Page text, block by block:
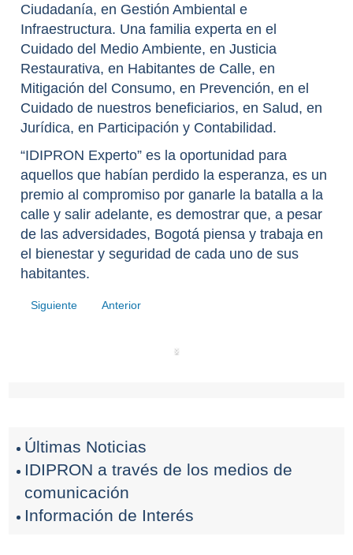
Ciudadanía, en Gestión Ambiental e
Infraestructura. Una familia experta en el
Cuidado del Medio Ambiente, en Justicia
Restaurativa, en Habitantes de Calle, en
Mitigación del Consumo, en Prevención, en el
Cuidado de nuestros beneficiarios, en Salud, en
Jurídica, en Participación y Contabilidad.
“IDIPRON Experto” es la oportunidad para
aquellos que habían perdido la esperanza, es un
premio al compromiso por ganarle la batalla a la
calle y salir adelante, es demostrar que, a pesar
de las adversidades, Bogotá piensa y trabaja en
el bienestar y seguridad de cada uno de sus
habitantes.
Siguiente Anterior
‹
›
Últimas Noticias
IDIPRON a través de los medios de
comunicación
Información de Interés